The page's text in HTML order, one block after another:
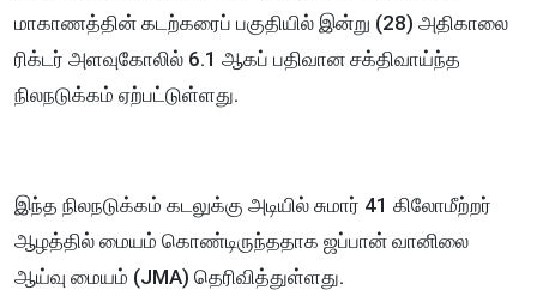
மாகாணத்தின் கடற்கரைப் பகுதியில் இன்று (28) அதிகாலை
ரிக்டர் அளவுகோலில் 6.1 ஆகப் பதிவான சக்திவாய்ந்த
நிலநடுக்கம் ஏற்பட்டுள்ளது.
இந்த நிலநடுக்கம் கடலுக்கு அடியில் சுமார் 41 கிலோமீற்றர்
ஆழத்தில் மையம் கொண்டிருந்ததாக ஜப்பான் வானிலை
ஆய்வு மையம் (JMA) தெரிவித்துள்ளது.